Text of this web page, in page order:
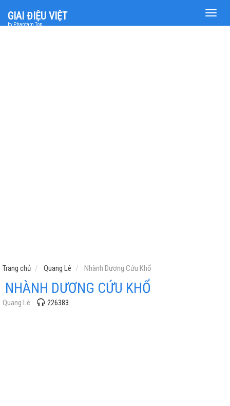
Toggle
GIAI ĐIỆU VIỆT
by Phantam Top
Trang chủ Quang Lê Nhành Dương Cứu Khổ
NHÀNH DƯƠNG CỨU KHỔ
Quang Lê 226383